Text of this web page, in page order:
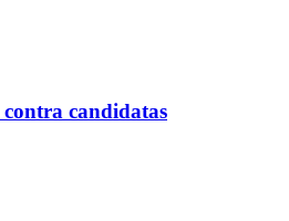
candidatas